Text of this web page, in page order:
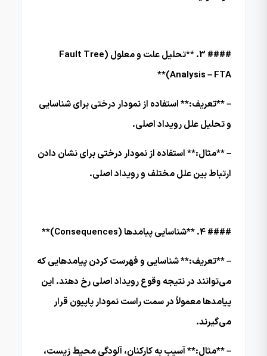
#### 3. **تحلیل علت و معلول (Fault Tree
Analysis – FTA)**
– **تعریف:** استفاده از نمودار درختی برای شناسایی
و تحلیل علل رویداد اصلی.
– **مثال:** استفاده از نمودار درختی برای نشان دادن
ارتباط بین علل مختلف و رویداد اصلی.
#### 4. **شناسایی پیامدها (Consequences)**
– **تعریف:** شناسایی و فهرست کردن پیامدهایی که
می‌توانند در نتیجه وقوع رویداد اصلی رخ دهند. این
پیامدها معمولاً در سمت راست نمودار پاپیون قرار
می‌گیرند.
– **مثال:** آسیب به کارکنان، آلودگی محیط زیست،